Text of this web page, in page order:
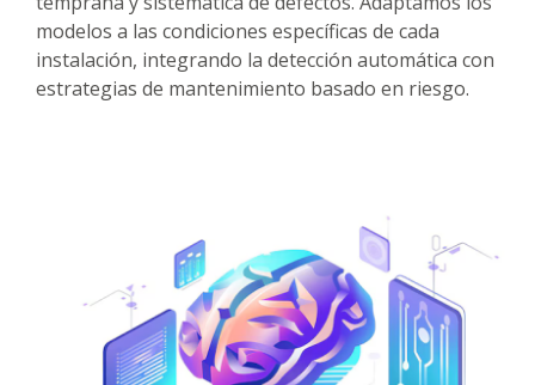
modelos a las condiciones específicas de cada
instalación, integrando la detección automática con
estrategias de mantenimiento basado en riesgo.